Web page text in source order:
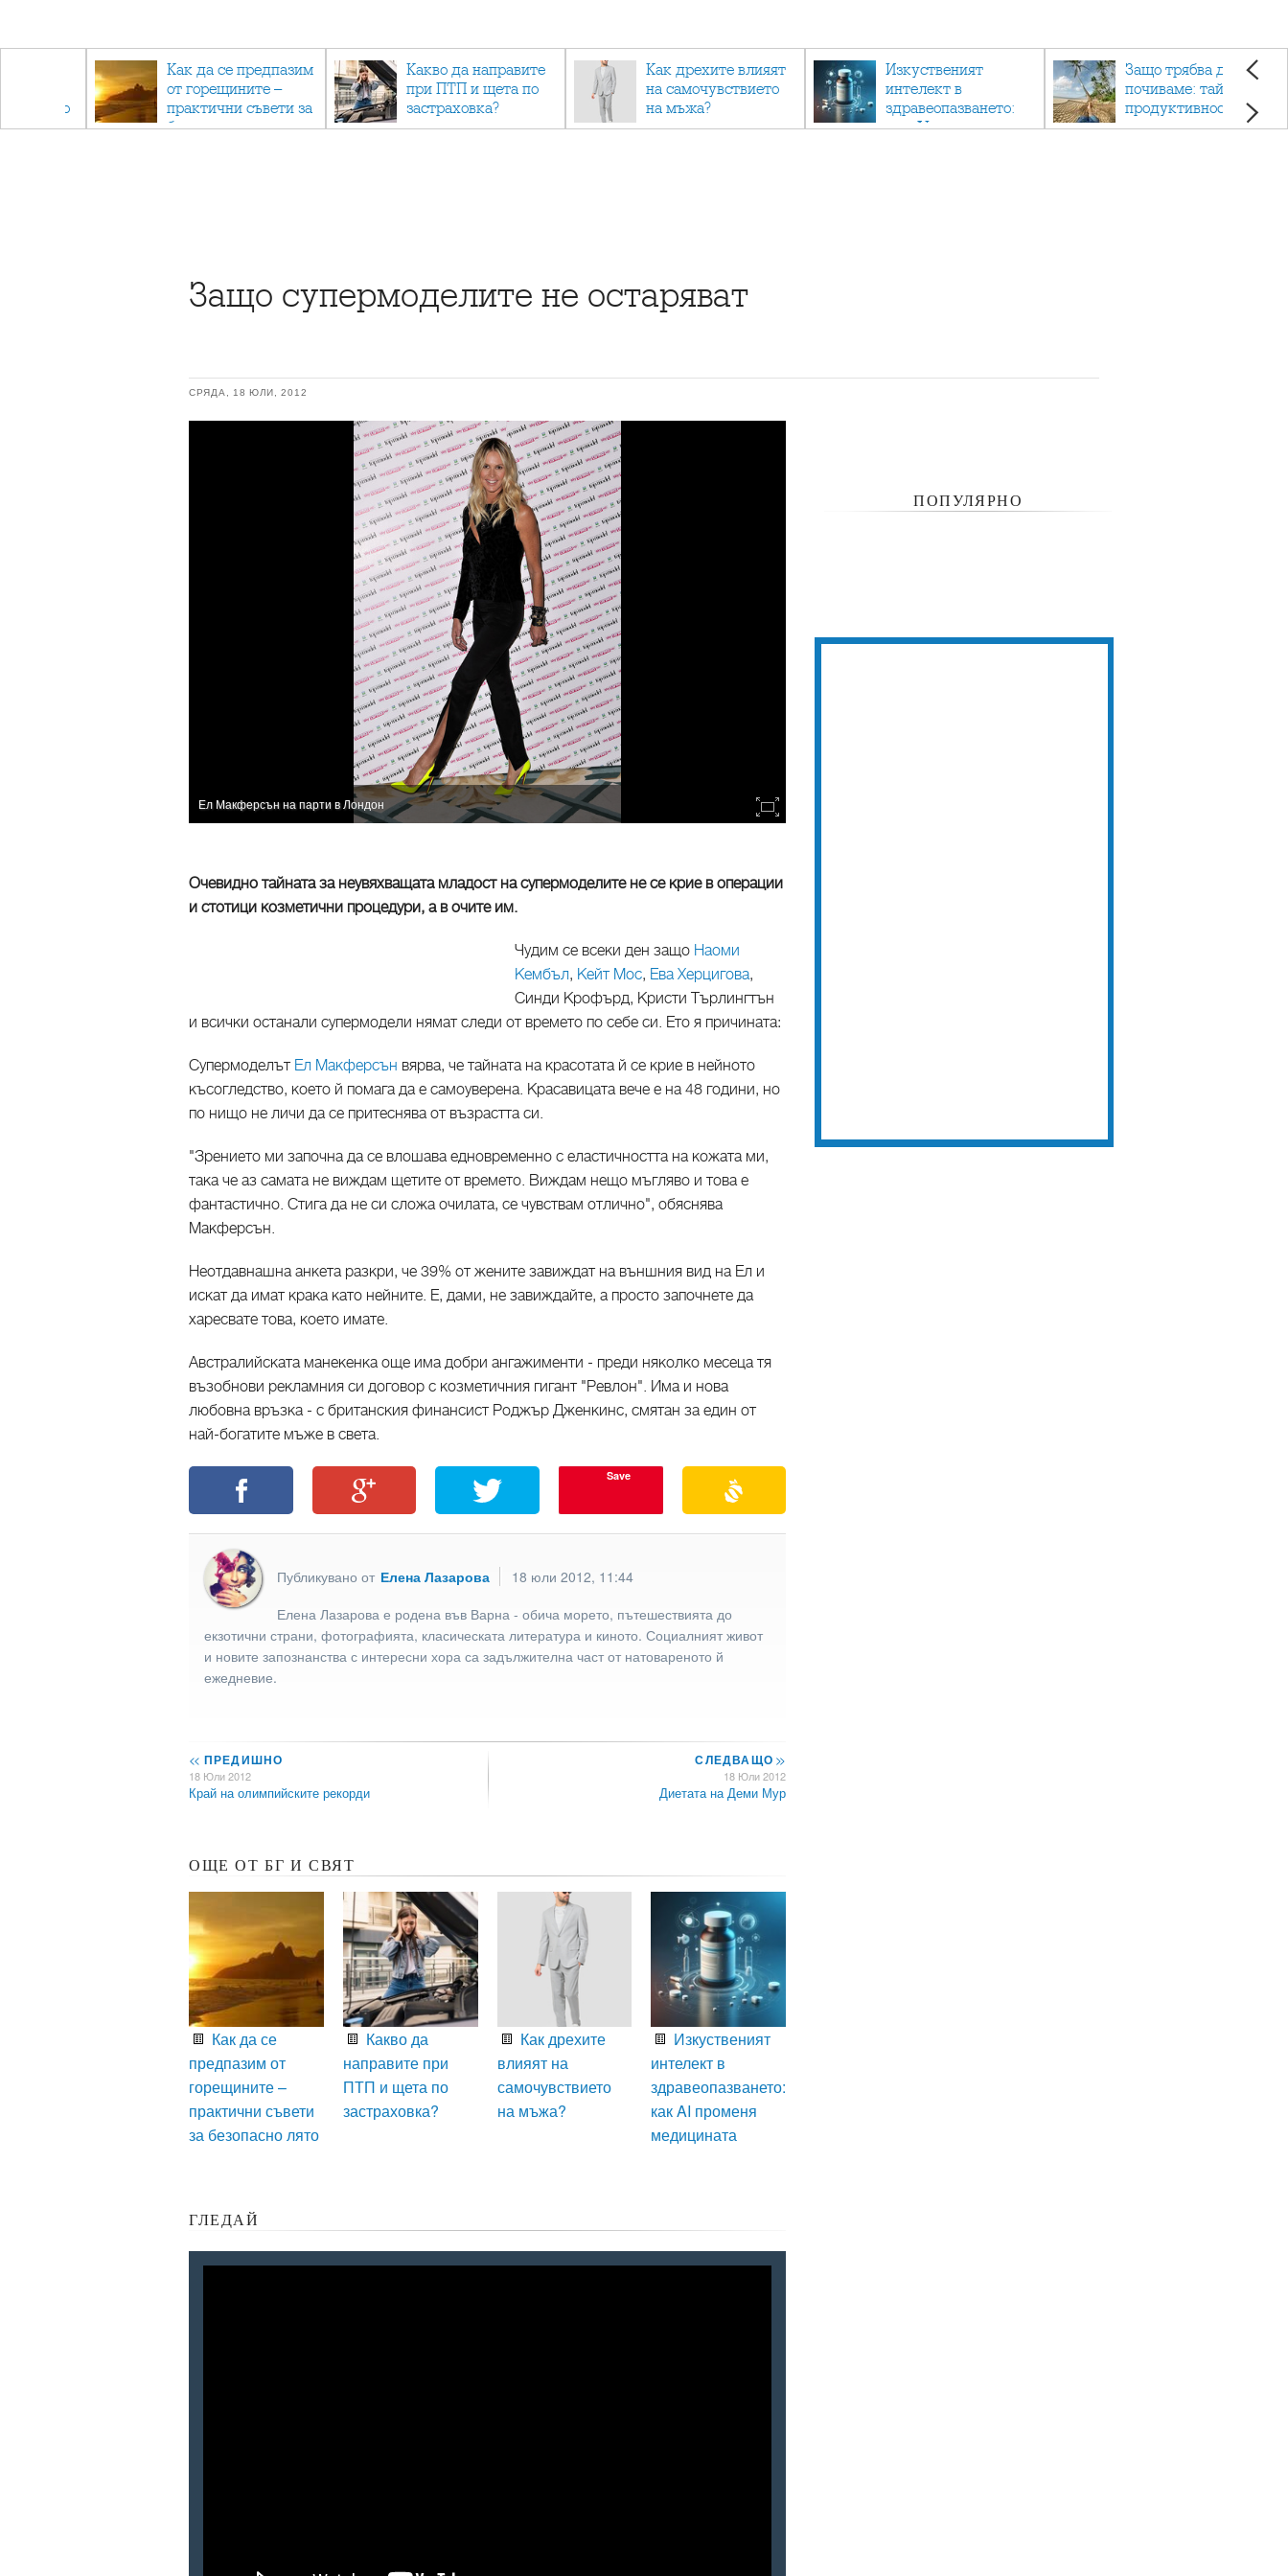
отново
Как да се предпазим
от горещините –
практични съвети за
безопасно лято
Какво да направите
при ПТП и щета по
застраховка?
Как дрехите влияят
на самочувствието
на мъжа?
Изкуственият
интелект в
здравеопазването:
как AI променя
Защо трябва да си
почиваме: тайната на
продуктивността,
здравето и добрия
Защо супермоделите не остаряват
СРЯДА, 18 ЮЛИ, 2012
Ел Макферсън на парти в Лондон
Очевидно тайната за неувяхващата младост на супермоделите не се крие в операции
и стотици козметични процедури, а в очите им.
Чудим се всеки ден защо Наоми
Кембъл, Кейт Мос, Ева Херцигова,
Синди Крофърд, Кристи Търлингтън
и всички останали супермодели нямат следи от времето по себе си. Ето я причината:
Супермоделът Ел Макферсън вярва, че тайната на красотата й се крие в нейното
късогледство, което й помага да е самоуверена. Красавицата вече е на 48 години, но
по нищо не личи да се притеснява от възрастта си.
"Зрението ми започна да се влошава едновременно с еластичността на кожата ми,
така че аз самата не виждам щетите от времето. Виждам нещо мъгляво и това е
фантастично. Стига да не си сложа очилата, се чувствам отлично", обяснява
Макферсън.
Неотдавнашна анкета разкри, че 39% от жените завиждат на външния вид на Ел и
искат да имат крака като нейните. Е, дами, не завиждайте, а просто започнете да
харесвате това, което имате.
Австралийската манекенка още има добри ангажименти - преди няколко месеца тя
възобнови рекламния си договор с козметичния гигант "Ревлон". Има и нова
любовна връзка - с британския финансист Роджър Дженкинс, смятан за един от
най-богатите мъже в света.
Save
Публикувано от Елена Лазарова
18 юли 2012, 11:44
Елена Лазарова е родена във Варна - обича морето, пътешествията до
екзотични страни, фотографията, класическата литература и киното. Социалният живот
и новите запознанства с интересни хора са задължителна част от натовареното й
ежедневие.
<< ПРЕДИШНО
18 Юли 2012
Край на олимпийските рекорди
СЛЕДВАЩО>>
18 Юли 2012
Диетата на Деми Мур
ОЩЕ ОТ БГ И СВЯТ
Как да се
предпазим от
горещините –
практични съвети
за безопасно лято
Какво да
направите при
ПТП и щета по
застраховка?
Как дрехите
влияят на
самочувствието
на мъжа?
Изкуственият
интелект в
здравеопазването:
как AI променя
медицината
ГЛЕДАЙ
ПОПУЛЯРНО